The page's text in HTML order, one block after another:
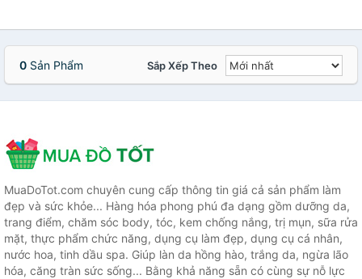
0 Sản Phẩm Sắp Xếp Theo
MuaDoTot.com chuyên cung cấp thông tin giá cả sản phẩm làm
đẹp và sức khỏe... Hàng hóa phong phú đa dạng gồm dưỡng da,
trang điểm, chăm sóc body, tóc, kem chống nắng, trị mụn, sữa rửa
mặt, thực phẩm chức năng, dụng cụ làm đẹp, dụng cụ cá nhân,
nước hoa, tinh dầu spa. Giúp làn da hồng hào, trắng da, ngừa lão
hóa, căng tràn sức sống... Bằng khả năng sẵn có cùng sự nỗ lực